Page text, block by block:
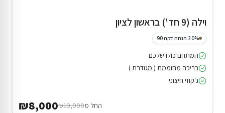
וילה (9 חד') בראשון לציון
20% הנחת דקה 90
המתחם כולו שלכם
בריכה מחוממת ( מגודרת )
ג'קוזי חיצוני
החל מ₪10,000
₪8,000